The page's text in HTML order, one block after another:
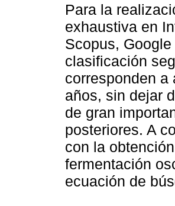
Para la
exhaustiva en
Scopus,
clasificación
corresponden
años, sin dejar
de gran
posteriores. A
con la
fermentación
ecuación de